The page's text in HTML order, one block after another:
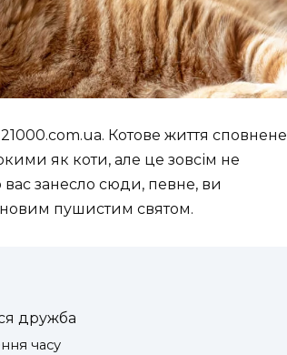
Котове життя сповнене
як коти, але це зовсім не
занесло сюди, певне, ви
новим пушистим святом.
дружба
часу